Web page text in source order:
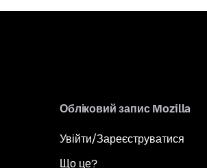
Обліковий запис Mozilla
Увійти/Зареєструватися
Що це?